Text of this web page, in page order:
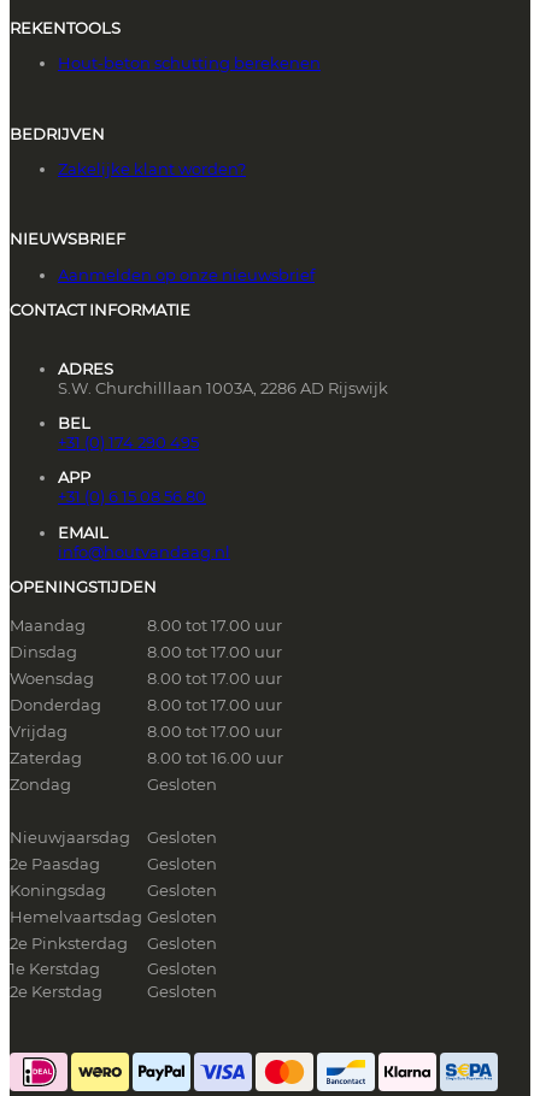
REKENTOOLS
Hout-beton schutting berekenen
BEDRIJVEN
Zakelijke klant worden?
NIEUWSBRIEF
Aanmelden op onze nieuwsbrief
CONTACT INFORMATIE
ADRES
S.W. Churchilllaan 1003A, 2286 AD Rijswijk
BEL
+31 (0) 174 290 495
APP
+31 (0) 6 15 08 56 80
EMAIL
info@houtvandaag.nl
OPENINGSTIJDEN
Maandag
8.00 tot 17.00 uur
Dinsdag
8.00 tot 17.00 uur
Woensdag
8.00 tot 17.00 uur
Donderdag
8.00 tot 17.00 uur
Vrijdag
8.00 tot 17.00 uur
Zaterdag
8.00 tot 16.00 uur
Zondag
Gesloten
Nieuwjaarsdag
Gesloten
2e Paasdag
Gesloten
Koningsdag
Gesloten
Hemelvaartsdag Gesloten
2e Pinksterdag
Gesloten
1e Kerstdag
Gesloten
2e Kerstdag
Gesloten